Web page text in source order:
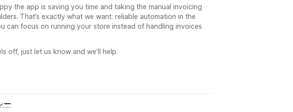
the app is saving you time and taking the manual invoicing
That’s exactly what we want: reliable automation in the
can focus on running your store instead of handling invoices
off, just let us know and we’ll help.
ー